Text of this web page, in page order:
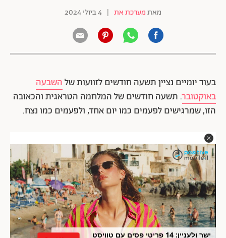
מאתמערכת את | 4 ביולי 2024
בעוד יומיים נציין תשעה חודשים לזוועות שלהשבעה
באוקטובר. תשעה חודשים של המלחמה הטראגית והכאובה
הזו, שמרגישים לפעמים כמו יום אחד, ולפעמים כמו נצח.
ישר ולעניין: 14 פריטי פסים עם טוויסט